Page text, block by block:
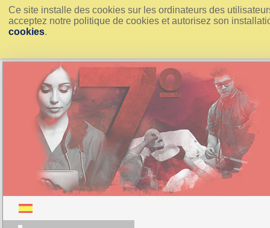
Ce site installe des cookies sur les ordinateurs des
acceptez notre politique de cookies et autorisez son
cookies.